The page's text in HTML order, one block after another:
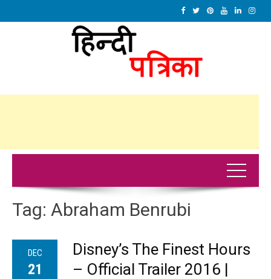
Tag: Abraham Benrubi
DEC
21
Disney’s The Finest Hours
– Official Trailer 2016 |